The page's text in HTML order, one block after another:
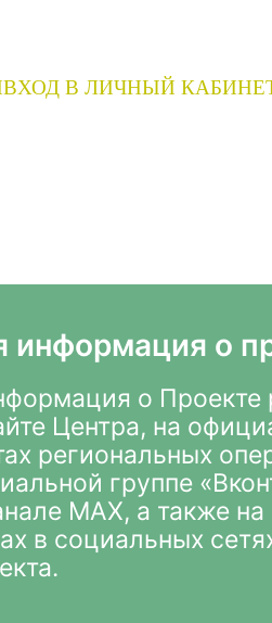
ВХОД В ЛИЧНЫЙ
информация о
о Проекте
Центра, на
региональных
группе
MAX, а также
в социальных